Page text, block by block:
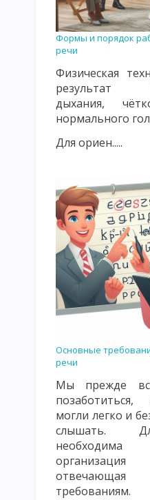
ПЕДАГОГИЧЕСКИЙ ТАКТ,
ПЕДАГОГИЧЕСКАЯ
ТЕОРИЯ ФОРМАЛЬНОГО
ИСТОРИЯ РАЗВИТИЯ
ПРЕПОДАВАНИЯ И
УЧЕБНЫЙ ПЛАН,
ОБЩАЯ ДИДАКТИКА И
МОДЕЛЬ
СТИМУЛИРУЮЩЕЕ-
ОЦЕНОЧНОСТНО-
СУЩНОСТЬ
ВОСПИТАТЕЛЬНАЯ И
СОВРЕМЕННЫЕ
РАЗВЕТВЛЕННОЕ И
ПРАВИЛА СОЗДАНИЯ
ЛИЧНОСТНО
ЦЕННОСТНО
Формы и порядок
речи
Физическая
результат
дыхания,
нормального
Для ориен.....
Основные
речи
Мы прежде
могли легко и
слышать.
отвечающая
требованиям.